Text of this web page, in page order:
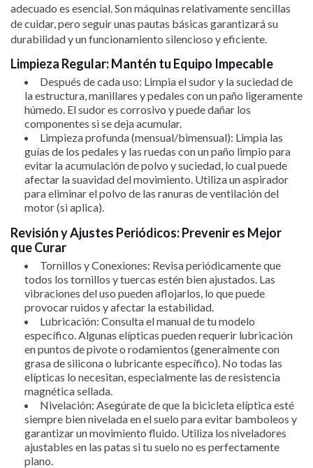
adecuado es esencial. Son máquinas relativamente sencillas
de cuidar, pero seguir unas pautas básicas garantizará su
durabilidad y un funcionamiento silencioso y eficiente.
Limpieza Regular: Mantén tu Equipo Impecable
Después de cada uso: Limpia el sudor y la suciedad de
la estructura, manillares y pedales con un paño ligeramente
húmedo. El sudor es corrosivo y puede dañar los
componentes si se deja acumular.
Limpieza profunda (mensual/bimensual): Limpia las
guías de los pedales y las ruedas con un paño limpio para
evitar la acumulación de polvo y suciedad, lo cual puede
afectar la suavidad del movimiento. Utiliza un aspirador
para eliminar el polvo de las ranuras de ventilación del
motor (si aplica).
Revisión y Ajustes Periódicos: Prevenir es Mejor
que Curar
Tornillos y Conexiones: Revisa periódicamente que
todos los tornillos y tuercas estén bien ajustados. Las
vibraciones del uso pueden aflojarlos, lo que puede
provocar ruidos y afectar la estabilidad.
Lubricación: Consulta el manual de tu modelo
específico. Algunas elípticas pueden requerir lubricación
en puntos de pivote o rodamientos (generalmente con
grasa de silicona o lubricante específico). No todas las
elípticas lo necesitan, especialmente las de resistencia
magnética sellada.
Nivelación: Asegúrate de que la bicicleta elíptica esté
siempre bien nivelada en el suelo para evitar bamboleos y
garantizar un movimiento fluido. Utiliza los niveladores
ajustables en las patas si tu suelo no es perfectamente
plano.